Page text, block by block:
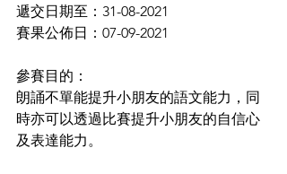
遞交日期至：31-08-2021
賽果公佈日：07-09-2021
參賽目的：
朗誦不單能提升小朋友的語文能力，同
時亦可以透過比賽提升小朋友的自信心
及表達能力。